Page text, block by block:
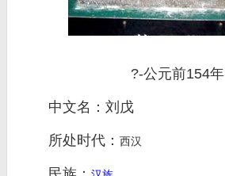
?-公元前154年
中文名：刘戊
所处时代： 西汉